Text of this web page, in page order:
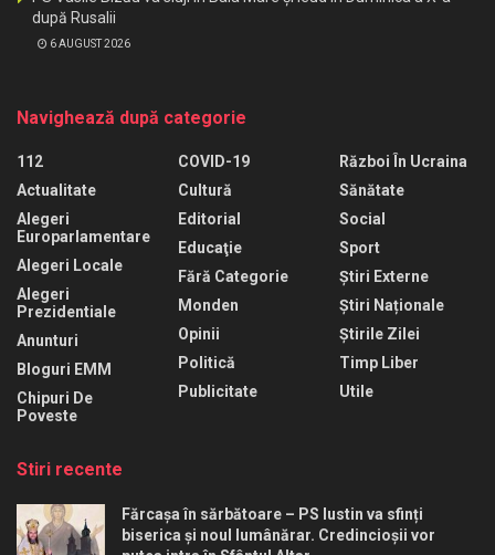
după Rusalii
6 AUGUST 2026
Navighează după categorie
112
Actualitate
Alegeri
Europarlamentare
Alegeri Locale
Alegeri
Prezidentiale
Anunturi
Bloguri EMM
Chipuri De
Poveste
COVID-19
Cultură
Editorial
Educaţie
Fără Categorie
Monden
Opinii
Politică
Publicitate
Război În Ucraina
Sănătate
Social
Sport
Știri Externe
Știri Naționale
Știrile Zilei
Timp Liber
Utile
Stiri recente
Fărcașa în sărbătoare – PS Iustin va sfinți
biserica și noul lumânărar. Credincioșii vor